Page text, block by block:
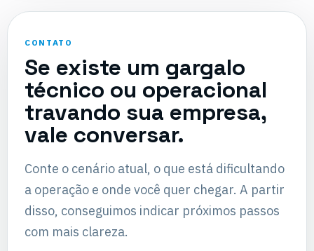
CONTATO
Se existe um gargalo
técnico ou operacional
travando sua empresa,
vale conversar.
Conte o cenário atual, o que está dificultando
a operação e onde você quer chegar. A partir
disso, conseguimos indicar próximos passos
com mais clareza.